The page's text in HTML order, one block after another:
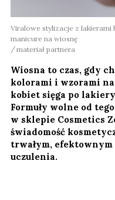
Viralowe stylizacje z lakierami
manicure na wiosnę
materiał partnera
Wiosna to czas, gdy
kolorami i wzorami
kobiet sięga po
Formuły wolne od
w sklepie Cosmetics
świadomość
trwałym,
uczulenia.